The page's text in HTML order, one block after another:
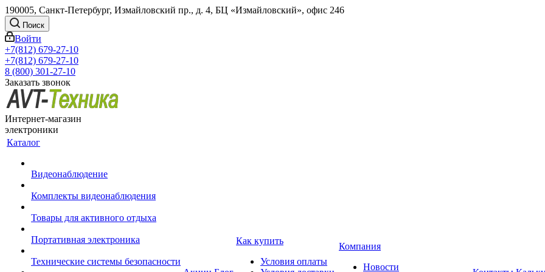
190005, Санкт-Петербург, Измайловский пр., д. 4, БЦ «Измайловский», офис 246
Поиск
Войти
+7(812) 679-27-10
+7(812) 679-27-10
8 (800) 301-27-10
Заказать звонок
Интернет-магазин
электроники
Каталог
Видеонаблюдение
Комплекты видеонаблюдения
Товары для активного отдыха
Портативная электроника
Технические системы безопасности
Как купить
Условия оплаты
Компания
Новости